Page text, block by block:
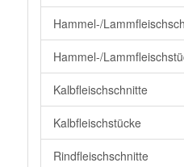
Hammel-/
Hammel-/
Kalbfleischschnitte
Kalbfleischstücke
Rindfleischschnitte